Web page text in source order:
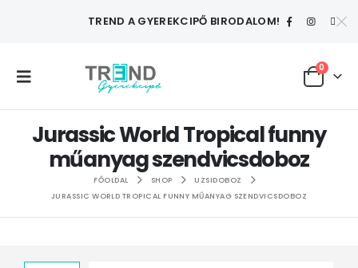
TREND A GYEREKCIPŐ BIRODALOM!
0
Jurassic World Tropical funny
műanyag szendvicsdoboz
FŐOLDAL SHOP
UZSIDOBOZ
JURASSIC WORLD TROPICAL FUNNY MŰANYAG SZENDVICSDOBOZ